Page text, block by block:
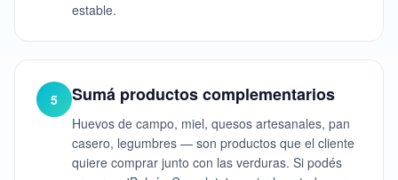
estable.
5 Sumá productos complementarios
Huevos de campo, miel, quesos artesanales, pan
casero, legumbres — son productos que el cliente
quiere comprar junto con las verduras. Si podés